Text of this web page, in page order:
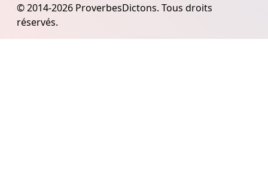
© 2014-2026 ProverbesDictons. Tous droits
réservés.